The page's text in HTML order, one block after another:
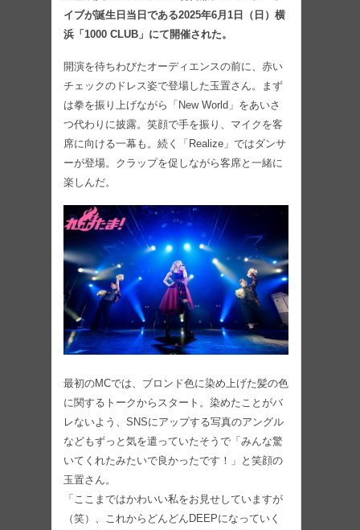
イブが誕生日当日である2025年6月1日（日）横
浜「1000 CLUB」にて開催された。
開演を待ちわびたオーディエンスの前に、赤い
チェックのドレス姿で登場した玉置さん。まず
は拳を振り上げながら「New World」をあいさ
つ代わりに披露。笑顔で手を振り、マイクを客
席に向ける一幕も。続く「Realize」ではダンサ
ーが登場。クラップを促しながら客席と一緒に
楽しんだ。
最初のMCでは、ブロンド色に染め上げた髪の色
に関するトークからスタート。染めたことがバ
レないよう、SNSにアップする写真のアングル
などもずっと気を遣っていたそうで「みんな驚
いてくれたみたいで良かったです！」と笑顔の
玉置さん。
「ここまではかわいい私をお見せしていますが
（笑）、これからどんどんDEEPになっていく